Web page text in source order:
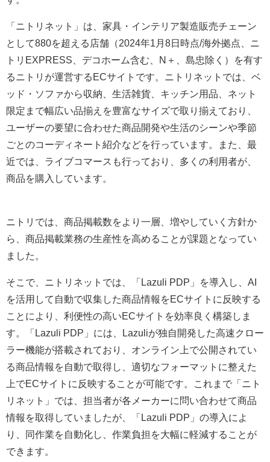
「ニトリネット」は、家具・インテリア製造販売チェーン
として880を超える店舗（2024年1月8日時点/海外拠点、ニ
トリEXPRESS、デコホーム含む、N＋、島忠除く）を有す
るニトリが運営するECサイトです。ニトリネットでは、ベ
ッド・ソファから収納、生活雑貨、キッチン用品、ネット
限定まで幅広い品揃えを豊富なサイズで取り揃えており、
ユーザーの要望に合わせた商品開発や生活のシーンや季節
ごとのコーディネート紹介などを行っています。また、最
近では、ライブコマースも行っており、多くの利用者が、
商品を購入しています。
ニトリでは、商品掲載数をより一層、増やしていく方針か
ら、商品掲載業務の生産性を高めることが課題となってい
ました。
そこで、ニトリネットでは、「Lazuli PDP」を導入し、AI
を活用して自動で収集した商品情報をECサイトに反映する
ことにより、利便性の高いECサイトを効率良く構築しま
す。「Lazuli PDP」には、Lazuliが独自開発した高速クロー
ラー機能が搭載されており、オンライン上で公開されてい
る商品情報を自動で取得し、適切なフォーマットに整えた
上でECサイトに反映することが可能です。これまで「ニト
リネット」では、担当者が各メーカーに問い合わせて商品
情報を取得していましたが、「Lazuli PDP」の導入によ
り、同作業を自動化し、作業負担を大幅に軽減することが
できます。